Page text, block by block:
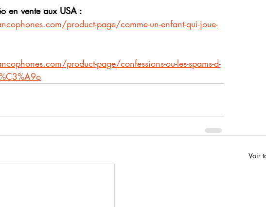
en vente aux USA :
product-page/comme-un-enfant-qui-joue-
product-page/confessions-ou-les-spams-d-
Voir